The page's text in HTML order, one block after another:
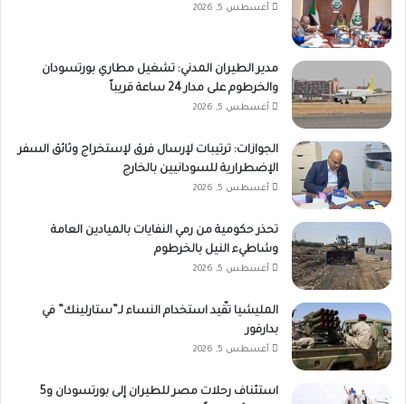
أغسطس 5, 2026
مدير الطيران المدني: تشغيل مطاري بورتسودان
والخرطوم على مدار 24 ساعة قريباً
أغسطس 5, 2026
الجوازات: ترتيبات لإرسال فرق لإستخراج وثائق السفر
الإضطرارية للسودانيين بالخارج
أغسطس 5, 2026
تحذر حكومية من رمي النفايات بالميادين العامة
وشاطيء النيل بالخرطوم
أغسطس 5, 2026
المليشيا تقّيد استخدام النساء لـ”ستارلينك” في
بدارفور
أغسطس 5, 2026
استئناف رحلات مصر للطيران إلى بورتسودان و5